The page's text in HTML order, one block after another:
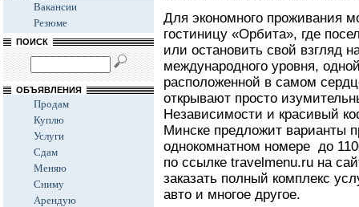
Вакансии
Резюме
ПОИСК
ОБЪЯВЛЕНИЯ
Продам
Куплю
Услуги
Сдам
Меняю
Сниму
Арендую
Для экономного проживания
гостиницу «Орбита», где
или остановить свой взгляд
международного уровня,
расположенной в самом
открывают просто
Независимости и красивый
Минске предложит варианты
однокомнатном номере до
по ссылке travelmenu.ru на
заказать полный комплекс
авто и многое другое.